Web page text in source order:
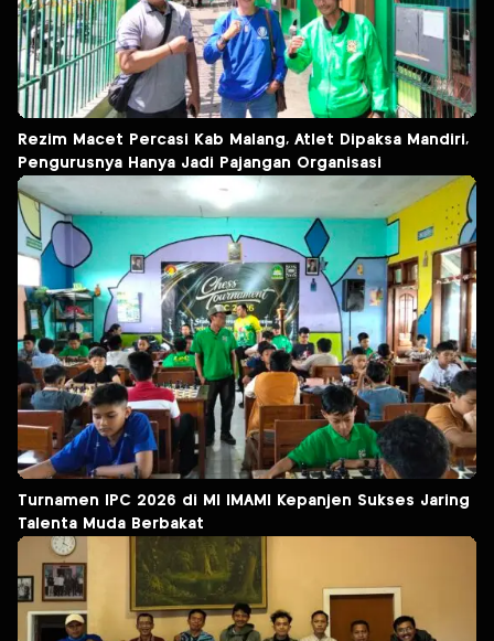
Rezim Macet Percasi Kab Malang, Atlet Dipaksa Mandiri,
Pengurusnya Hanya Jadi Pajangan Organisasi
Turnamen IPC 2026 di MI IMAMI Kepanjen Sukses Jaring
Talenta Muda Berbakat